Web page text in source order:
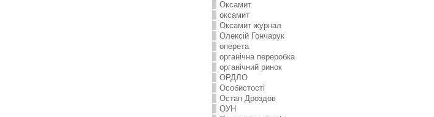
Оксамит
оксамит
Оксамит журнал
Олексій Гончарук
оперета
органічна переробка
органічний ринок
ОРДЛО
Особистості
Остап Дроздов
ОУН